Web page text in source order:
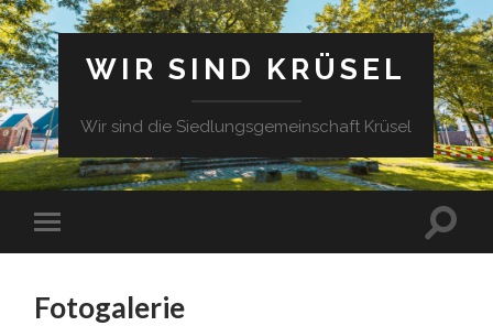
WIR SIND KRÜSEL
Wir sind die Siedlungsgemeinschaft Krüsel
Fotogalerie